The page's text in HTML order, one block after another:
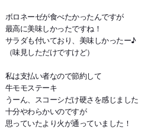
ボロネーゼが食べたかったんですが
最高に美味しかったですね！
サラダも付いており、美味しかったー♪
（味見しただけですけど）
私は支払い者なので節約して
牛モモステーキ
うーん、スコーシだけ硬さを感じました
十分やわらかいのですが
思っていたより火が通っていました！